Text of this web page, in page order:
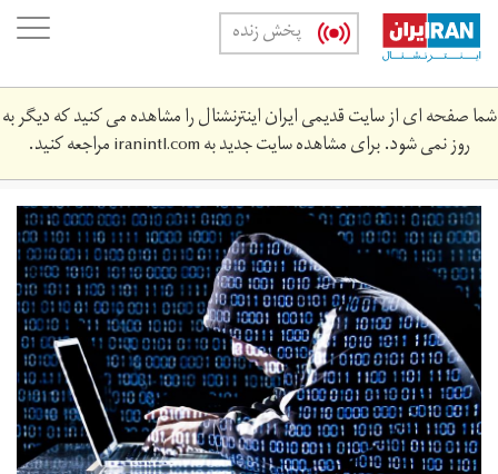
Skip
main
content
پخش زنده
شما صفحه ای از سایت قدیمی ایران اینترنشنال را مشاهده می کنید که دیگر به
روز نمی شود. برای مشاهده سایت جدید بهiranintl.comمراجعه کنید.
17.09.28.16.03.11-
19196909_xxl.jpg